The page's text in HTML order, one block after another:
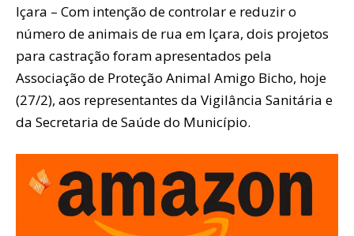
Içara – Com intenção de controlar e reduzir o
número de animais de rua em Içara, dois projetos
para castração foram apresentados pela
Associação de Proteção Animal Amigo Bicho, hoje
(27/2), aos representantes da Vigilância Sanitária e
da Secretaria de Saúde do Município.